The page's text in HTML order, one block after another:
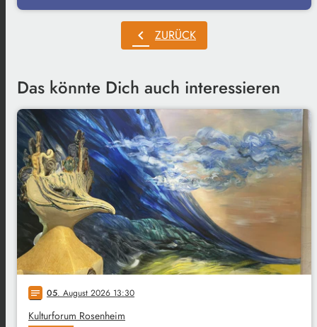
chevron_left ZURÜCK
Das könnte Dich auch interessieren
notes 05. August 2026 13:30
Kulturforum Rosenheim